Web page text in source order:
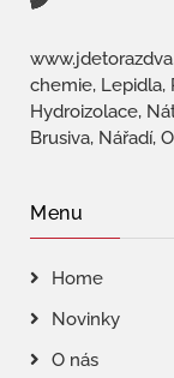
chemie, Lepidla,
Hydroizolace,
Brusiva, Nářadí,
Menu
Home
Novinky
O nás